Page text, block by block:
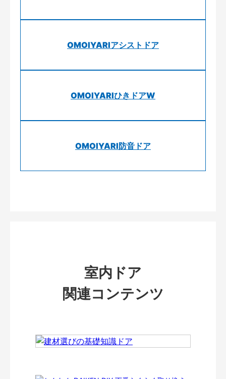
OMOIYARIアシストドア
OMOIYARIひきドアW
OMOIYARI防音ドア
室内ドア
関連コンテンツ